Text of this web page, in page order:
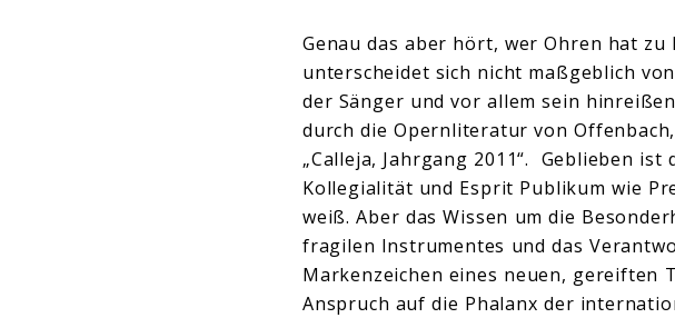
Genau das aber hört, wer Ohren hat
unterscheidet sich nicht maßgeblich
der Sänger und vor allem sein
durch die Opernliteratur von
„Calleja, Jahrgang 2011“. Geblieben
Kollegialität und Esprit Publikum wie
weiß. Aber das Wissen um die
fragilen Instrumentes und das
Markenzeichen eines neuen, gereiften
Anspruch auf die Phalanx der